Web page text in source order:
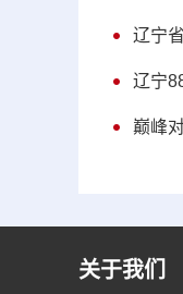
辽宁
辽宁
巅峰
关于我们